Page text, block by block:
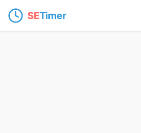
SETimer